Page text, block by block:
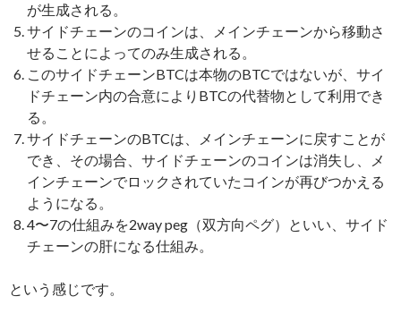
が生成される。
サイドチェーンのコインは、メインチェーンから移動さ
せることによってのみ生成される。
このサイドチェーンBTCは本物のBTCではないが、サイ
ドチェーン内の合意によりBTCの代替物として利用でき
る。
サイドチェーンのBTCは、メインチェーンに戻すことが
でき、その場合、サイドチェーンのコインは消失し、メ
インチェーンでロックされていたコインが再びつかえる
ようになる。
4〜7の仕組みを2way peg（双方向ペグ）といい、サイド
チェーンの肝になる仕組み。
という感じです。